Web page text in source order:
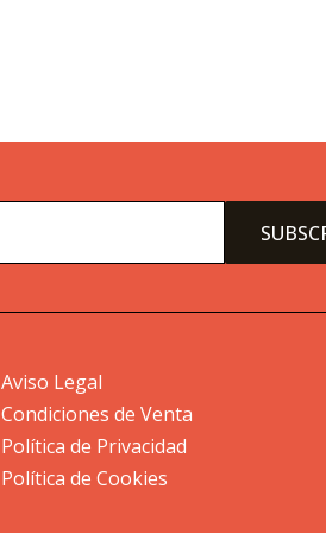
Aviso Legal
Condiciones de Venta
Política de Privacidad
Política de Cookies